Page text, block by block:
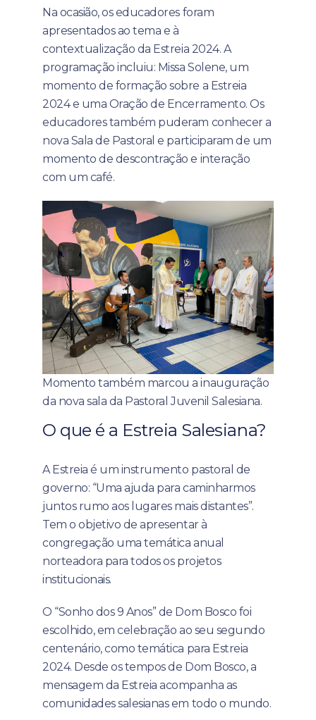
Na ocasião, os educadores foram
apresentados ao tema e à
contextualização da Estreia 2024. A
programação incluiu: Missa Solene, um
momento de formação sobre a Estreia
2024 e uma Oração de Encerramento. Os
educadores também puderam conhecer a
nova Sala de Pastoral e participaram de um
momento de descontração e interação
com um café.
Momento também marcou a inauguração
da nova sala da Pastoral Juvenil Salesiana.
O que é a Estreia Salesiana?
A Estreia é um instrumento pastoral de
governo: “Uma ajuda para caminharmos
juntos rumo aos lugares mais distantes”.
Tem o objetivo de apresentar à
congregação uma temática anual
norteadora para todos os projetos
institucionais.
O “Sonho dos 9 Anos” de Dom Bosco foi
escolhido, em celebração ao seu segundo
centenário, como temática para Estreia
2024. Desde os tempos de Dom Bosco, a
mensagem da Estreia acompanha as
comunidades salesianas em todo o mundo.